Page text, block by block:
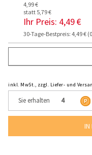
statt 5,79 €
4,99 €
Ihr Preis: 4,49 €
30-Tage-Bestpreis: 4,49 €
inkl. MwSt., zzgl. Liefer- und
Sie erhalten 4